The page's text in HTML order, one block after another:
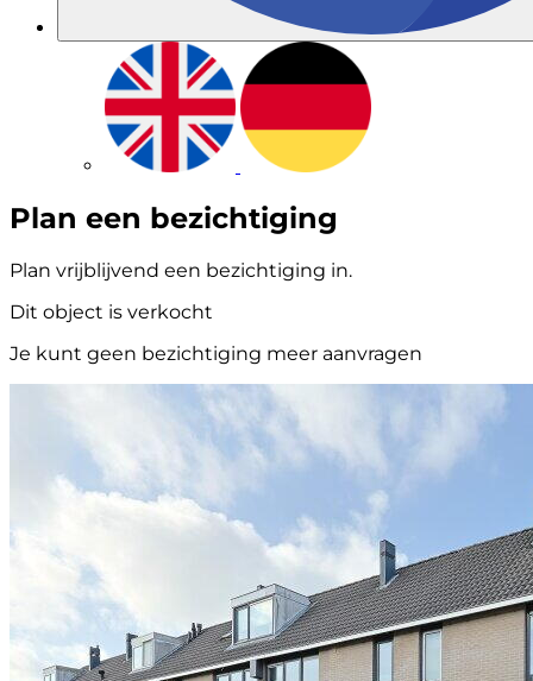
Plan een bezichtiging
Plan vrijblijvend een bezichtiging in.
Dit object is verkocht
Je kunt geen bezichtiging meer aanvragen